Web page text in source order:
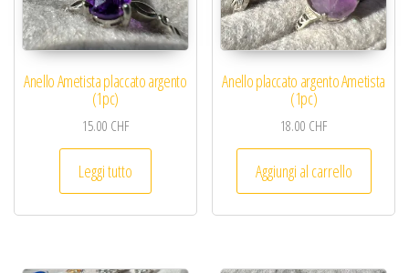
Anello Ametista placcato argento
(1pc)
15.00 CHF
Leggi tutto
Anello placcato argento Ametista
(1pc)
18.00 CHF
Aggiungi al carrello